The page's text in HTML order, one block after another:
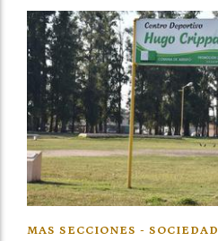
MAS SECCIONES - SOCIEDAD